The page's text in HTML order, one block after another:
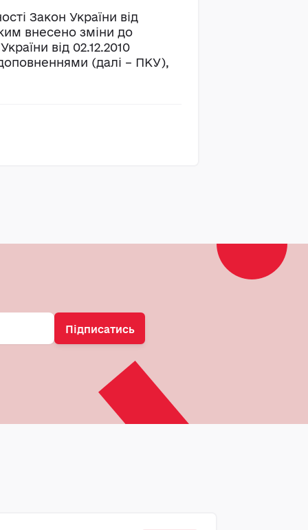
Закон України від
внесено зміни до
від 02.12.2010
(далі – ПКУ),
Підписатись